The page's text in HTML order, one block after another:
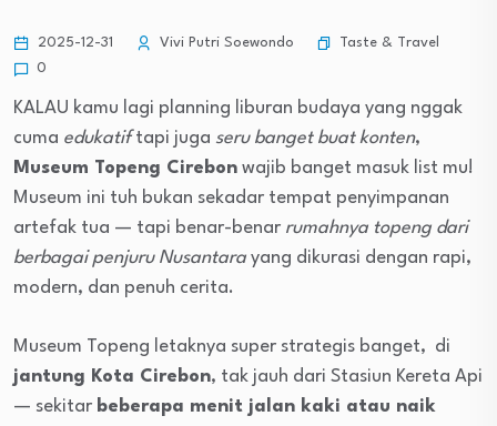
2025-12-31 Vivi Putri Soewondo
Taste & Travel
0
KALAU kamu lagi planning liburan budaya yang nggak
cuma edukatiftapi juga seru banget buat konten,
Museum Topeng Cirebon wajib banget masuk list mu!
Museum ini tuh bukan sekadar tempat penyimpanan
artefak tua — tapi benar-benar rumahnya topeng dari
berbagai penjuru Nusantara yang dikurasi dengan rapi,
modern, dan penuh cerita.
Museum Topeng letaknya super strategis banget, di
jantung Kota Cirebon, tak jauh dari Stasiun Kereta Api
— sekitar beberapa menit jalan kaki atau naik